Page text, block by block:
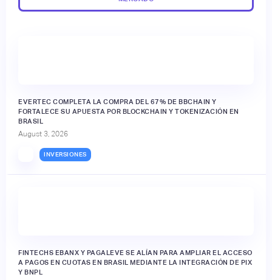
EVERTEC COMPLETA LA COMPRA DEL 67% DE BBCHAIN Y
FORTALECE SU APUESTA POR BLOCKCHAIN Y TOKENIZACIÓN EN
BRASIL
August 3, 2026
INVERSIONES
FINTECHS EBANX Y PAGALEVE SE ALÍAN PARA AMPLIAR EL ACCESO
A PAGOS EN CUOTAS EN BRASIL MEDIANTE LA INTEGRACIÓN DE PIX
Y BNPL